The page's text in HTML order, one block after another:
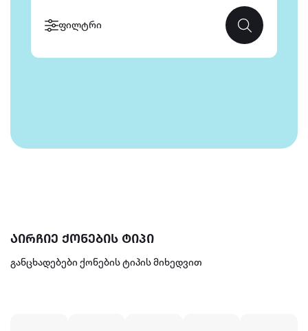
ფილტრი
აირჩიე ქონების ტიპი
განცხადებები ქონების ტიპის მიხედვით